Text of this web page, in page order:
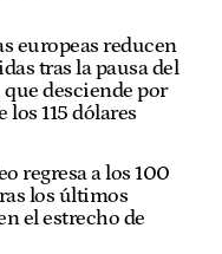
europeas reducen
tras la pausa del
desciende por
los 115 dólares
regresa a los 100
los últimos
el estrecho de